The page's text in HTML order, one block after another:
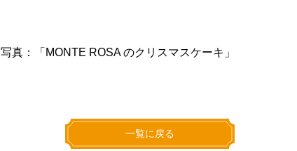
写真：「 MONTE ROSAのクリスマスケーキ」
一覧に戻る